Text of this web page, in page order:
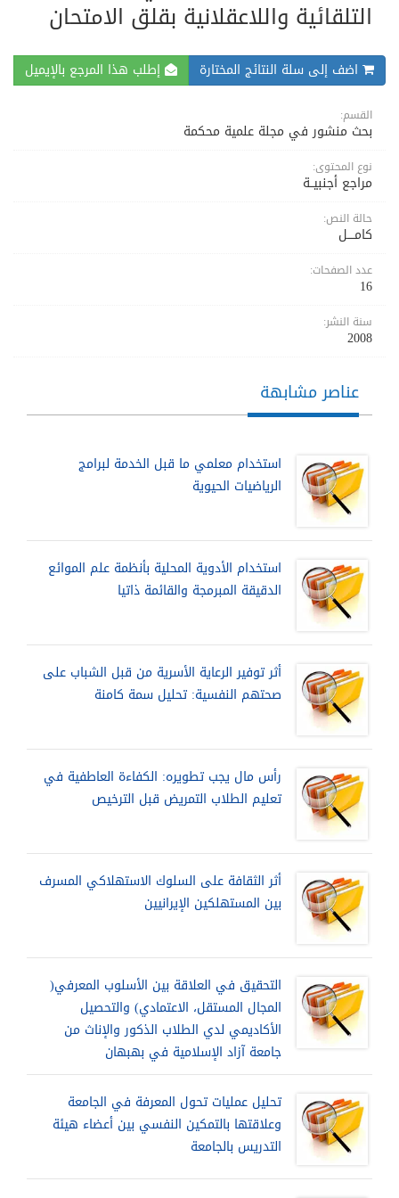
التلقائية واللاعقلانية بقلق الامتحان
اضف إلى سلة النتائج المختارة إطلب هذا المرجع بالإيميل
القسم:
بحث منشور في مجلة علمية محكمة
نوع المحتوى:
مراجع أجنبيــة
حالة النص:
كامــــل
عدد الصفحات:
16
سنة النشر:
2008
عناصر مشابهة
استخدام معلمي ما قبل الخدمة لبرامج
الرياضيات الحيوية
استخدام الأدوية المحلية بأنظمة علم الموائع
الدقيقة المبرمجة والقائمة ذاتيا
أثر توفير الرعاية الأسرية من قبل الشباب على
صحتهم النفسية: تحليل سمة كامنة
رأس مال يجب تطويره: الكفاءة العاطفية في
تعليم الطلاب التمريض قبل الترخيص
أثر الثقافة على السلوك الاستهلاكي المسرف
بين المستهلكين الإيرانيين
التحقيق في العلاقة بين الأسلوب المعرفي(
المجال المستقل، الاعتمادي) والتحصيل
الأكاديمي لدي الطلاب الذكور والإناث من
جامعة آزاد الإسلامية في بهبهان
تحليل عمليات تحول المعرفة في الجامعة
وعلاقتها بالتمكين النفسي بين أعضاء هيئة
التدريس بالجامعة